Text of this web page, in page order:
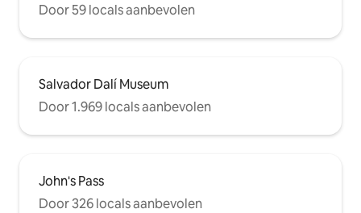
Door 59 locals aanbevolen
Salvador Dalí Museum
Door 1.969 locals aanbevolen
John's Pass
Door 326 locals aanbevolen